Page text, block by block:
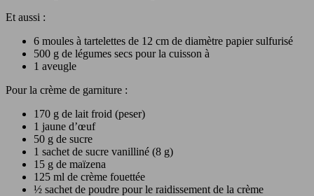
Et aussi :
6 moules à tartelettes de 12 cm de diamètre papier sulfurisé
500 g de légumes secs pour la cuisson à
1 aveugle
Pour la crème de garniture :
170 g de lait froid (peser)
1 jaune d’œuf
50 g de sucre
1 sachet de sucre vanilliné (8 g)
15 g de maïzena
125 ml de crème fouettée
½ sachet de poudre pour le raidissement de la crème